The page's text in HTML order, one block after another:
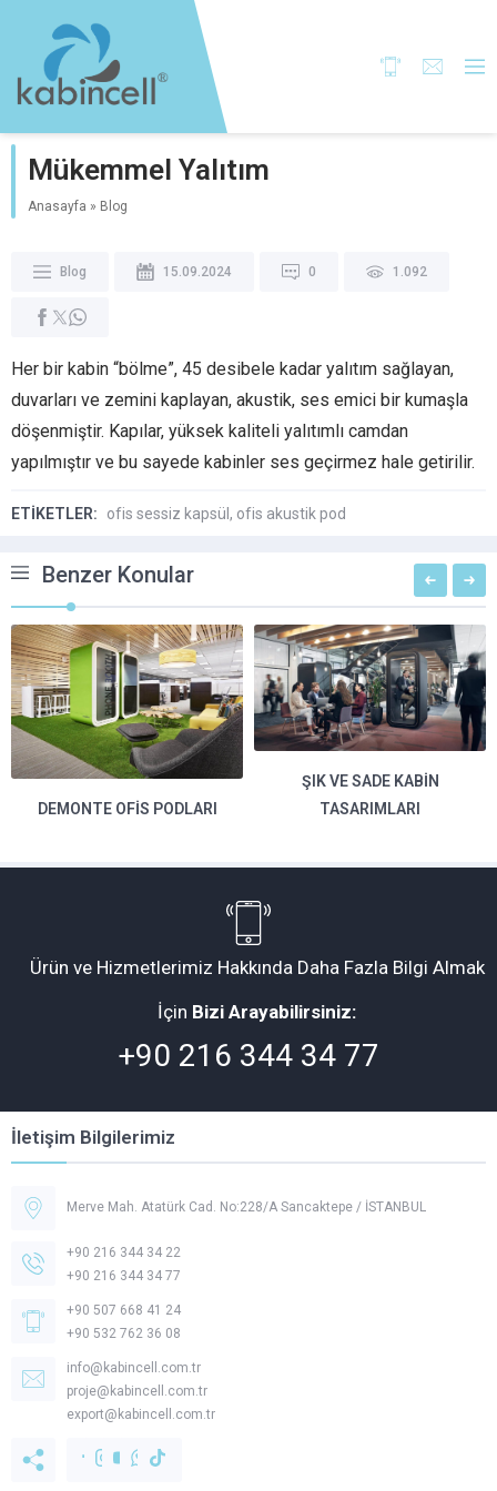
Mükemmel Yalıtım
Anasayfa » Blog
Blog 15.09.2024 0 1.092
Her bir kabin “bölme”, ​​45 desibele kadar yalıtım sağlayan,
duvarları ve zemini kaplayan, akustik, ses emici bir kumaşla
döşenmiştir. Kapılar, yüksek kaliteli yalıtımlı camdan
yapılmıştır ve bu sayede kabinler ses geçirmez hale getirilir.
ETİKETLER: ofis sessiz kapsül , ofis akustik pod
Benzer Konular
DEMONTE OFIS PODLARI
ŞIK VE SADE KABIN
TASARIMLARI
Ürün ve Hizmetlerimiz Hakkında Daha Fazla Bilgi Almak
İçin Bizi Arayabilirsiniz:
+90 216 344 34 77
İletişim Bilgilerimiz
Merve Mah. Atatürk Cad. No:228/A Sancaktepe / İSTANBUL
+90 216 344 34 22
+90 216 344 34 77
+90 507 668 41 24
+90 532 762 36 08
info@kabincell.com.tr
proje@kabincell.com.tr
export@kabincell.com.tr
Müşteri Temsilcisi -
Kabincell